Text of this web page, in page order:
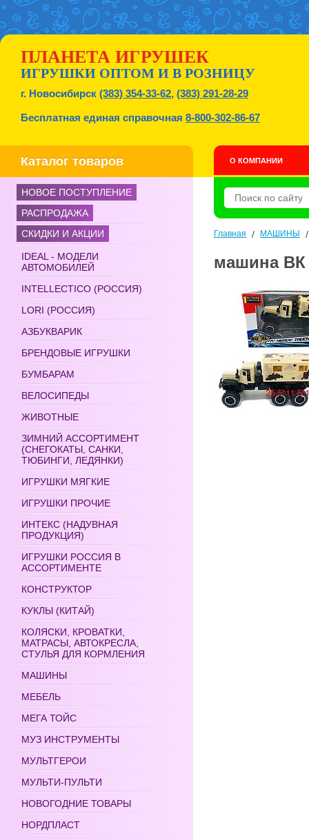
ПЛАНЕТА ИГРУШЕК
ИГРУШКИ ОПТОМ И В РОЗНИЦУ
г. Новосибирск (383) 354-33-62, (383) 291-28-29
Бесплатная единая справочная 8-800-302-86-67
Каталог товаров О КОМПАНИИ
НОВОЕ ПОСТУПЛЕНИЕ
РАСПРОДАЖА
СКИДКИ И АКЦИИ
IDEAL - МОДЕЛИ
АВТОМОБИЛЕЙ
INTELLECTICO (РОССИЯ)
LORI (РОССИЯ)
АЗБУКВАРИК
БРЕНДОВЫЕ ИГРУШКИ
БУМБАРАМ
ВЕЛОСИПЕДЫ
ЖИВОТНЫЕ
ЗИМНИЙ АССОРТИМЕНТ
(СНЕГОКАТЫ, САНКИ,
ТЮБИНГИ, ЛЕДЯНКИ)
ИГРУШКИ МЯГКИЕ
ИГРУШКИ ПРОЧИЕ
ИНТЕКС (НАДУВНАЯ
ПРОДУКЦИЯ)
ИГРУШКИ РОССИЯ В
АССОРТИМЕНТЕ
КОНСТРУКТОР
КУКЛЫ (КИТАЙ)
КОЛЯСКИ, КРОВАТКИ,
МАТРАСЫ, АВТОКРЕСЛА,
СТУЛЬЯ ДЛЯ КОРМЛЕНИЯ
МАШИНЫ
МЕБЕЛЬ
МЕГА ТОЙС
МУЗ ИНСТРУМЕНТЫ
МУЛЬТГЕРОИ
МУЛЬТИ-ПУЛЬТИ
НОВОГОДНИЕ ТОВАРЫ
НОРДПЛАСТ
Главная / МАШИНЫ
машина ВК